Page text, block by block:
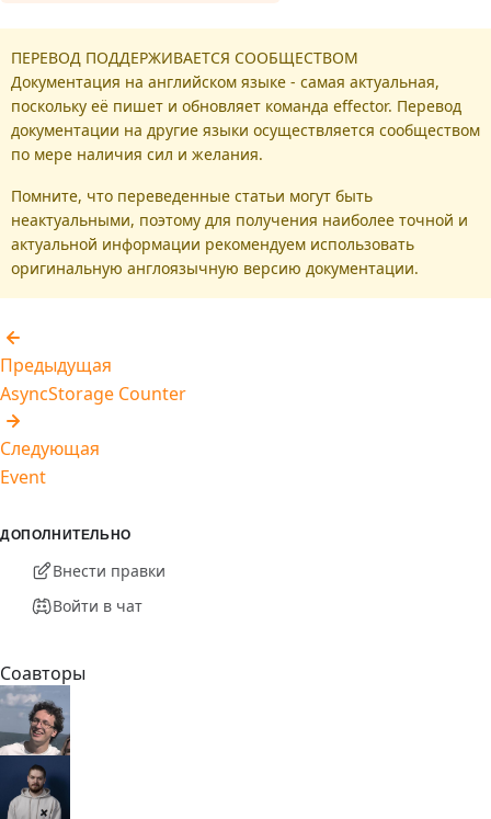
ПЕРЕВОД ПОДДЕРЖИВАЕТСЯ СООБЩЕСТВОМ
Документация на английском языке - самая актуальная,
поскольку её пишет и обновляет команда effector. Перевод
документации на другие языки осуществляется сообществом
по мере наличия сил и желания.
Помните, что переведенные статьи могут быть
неактуальными, поэтому для получения наиболее точной и
актуальной информации рекомендуем использовать
оригинальную англоязычную версию документации.
Предыдущая
AsyncStorage Counter
Следующая
Event
ДОПОЛНИТЕЛЬНО
Внести правки
Войти в чат
Соавторы